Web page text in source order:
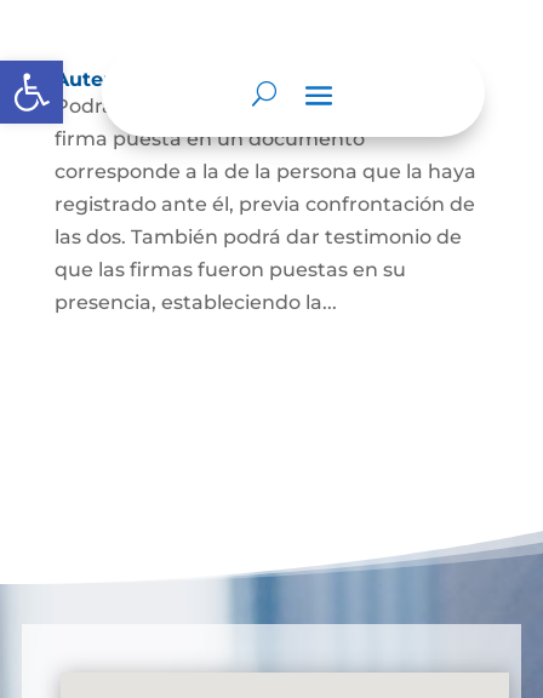
Abrir barra de herramientas
Autenticación de Firma
Podrá dar testimonio escrito de que la
firma puesta en un documento
corresponde a la de la persona que la haya
registrado ante él, previa confrontación de
las dos. También podrá dar testimonio de
que las firmas fueron puestas en su
presencia, estableciendo la...